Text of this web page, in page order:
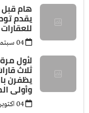
هام قبل
يقدم
للعقارات
ثلاث
وأولى